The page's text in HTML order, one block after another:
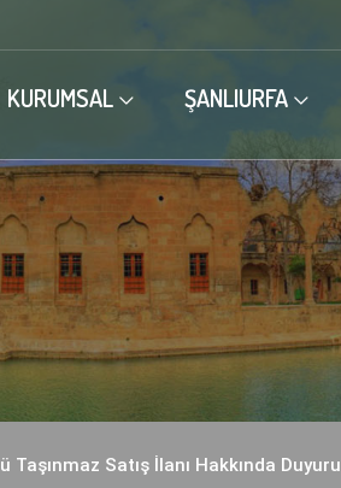
KURUMSAL ŞANLIURFA
Satış İlanı Hakkında Duyuru